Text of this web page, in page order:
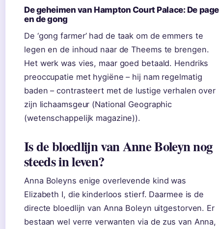
De geheimen van Hampton Court Palace: De page
en de gong
De ‘gong farmer’ had de taak om de emmers te
legen en de inhoud naar de Theems te brengen.
Het werk was vies, maar goed betaald. Hendriks
preoccupatie met hygiëne – hij nam regelmatig
baden – contrasteert met de lustige verhalen over
zijn lichaamsgeur (National Geographic
(wetenschappelijk magazine)).
Is de bloedlijn van Anne Boleyn nog
steeds in leven?
Anna Boleyns enige overlevende kind was
Elizabeth I, die kinderloos stierf. Daarmee is de
directe bloedlijn van Anna Boleyn uitgestorven. Er
bestaan wel verre verwanten via de zus van Anna,